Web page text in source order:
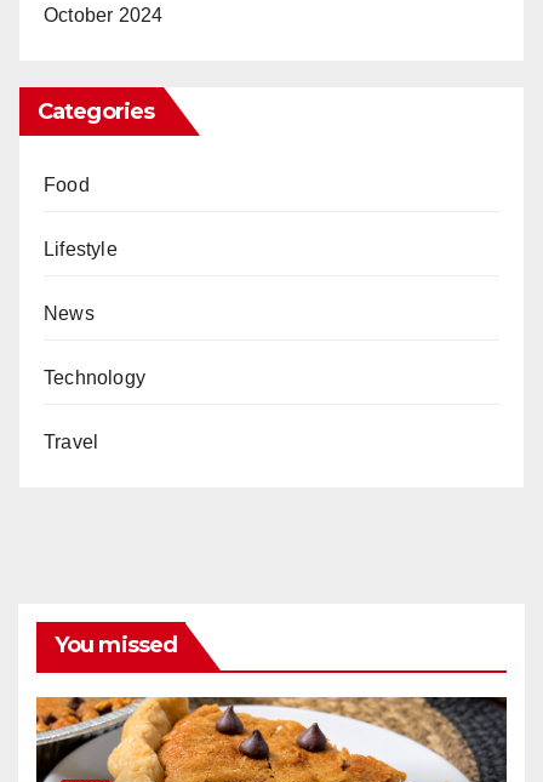
October 2024
Categories
Food
Lifestyle
News
Technology
Travel
You missed